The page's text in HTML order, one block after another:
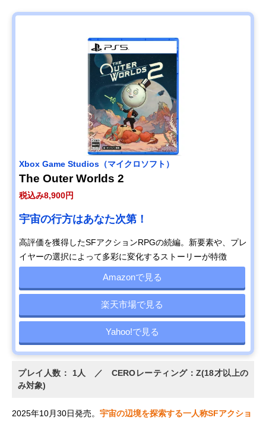
Xbox Game Studios（マイクロソフト）
The Outer Worlds 2
税込み8,900円
宇宙の行方はあなた次第！
高評価を獲得したSFアクションRPGの続編。新要素や、プレ
イヤーの選択によって多彩に変化するストーリーが特徴
Amazonで見る
楽天市場で見る
Yahoo!で見る
プレイ人数： 1人 ／ CEROレーティング：Z(18才以上の
み対象)
2025年10月30日発売。 宇宙の辺境を探索する一人称SFアクショ